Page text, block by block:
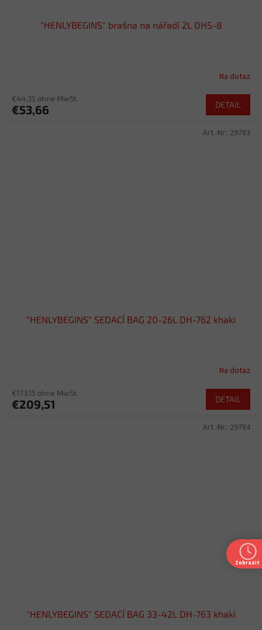
"HENLYBEGINS" brašna na nářadí 2L DHS-8
Na dotaz
€44,35 ohne MwSt.
€53,66 DETAIL
"HENLYBEGINS" SEDACÍ BAG 20-26L DH-762 khaki
Na dotaz
€173,15 ohne MwSt.
€209,51 DETAIL
Art.-Nr.: 29783
"HENLYBEGINS" SEDACÍ BAG 33-42L DH-763 khaki
Art.-Nr.: 29784
Zobrazit